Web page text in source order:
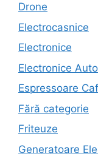
Drone
Electrocasnice
Electronice
Electronice Auto
Espressoare
Fără categorie
Friteuze
Generatoare